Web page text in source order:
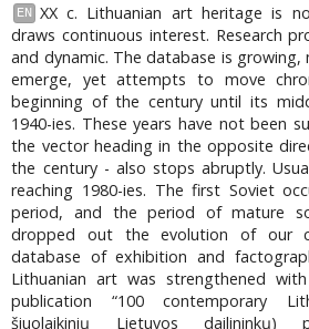
EN
XX c. Lithuanian art heritage is
draws continuous interest. Research
and dynamic. The database is growing,
emerge, yet attempts to move
beginning of the century until its
1940-ies. These years have not been
the vector heading in the opposite
the century - also stops abruptly.
reaching 1980-ies. The first Soviet
period, and the period of mature
dropped out the evolution of our
database of exhibition and
Lithuanian art was strengthened
publication “100 contemporary
šiuolaikinių Lietuvos dailininkų)